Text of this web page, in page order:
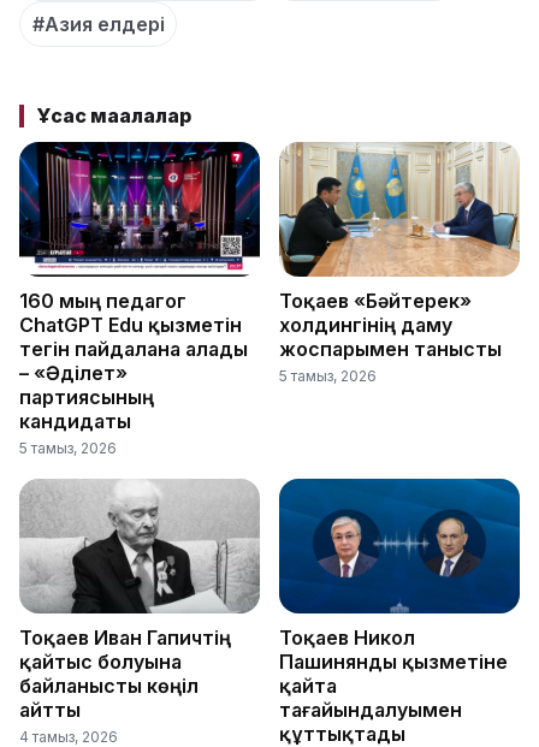
#Азия елдері
Ұқсас мақалалар
160 мың педагог
ChatGPT Edu қызметін
тегін пайдалана алады
– «Әділет»
партиясының
кандидаты
5 тамыз, 2026
Тоқаев «Бәйтерек»
холдингінің даму
жоспарымен танысты
5 тамыз, 2026
Тоқаев Иван Гапичтің
қайтыс болуына
байланысты көңіл
айтты
4 тамыз, 2026
Тоқаев Никол
Пашинянды қызметіне
қайта
тағайындалуымен
құттықтады